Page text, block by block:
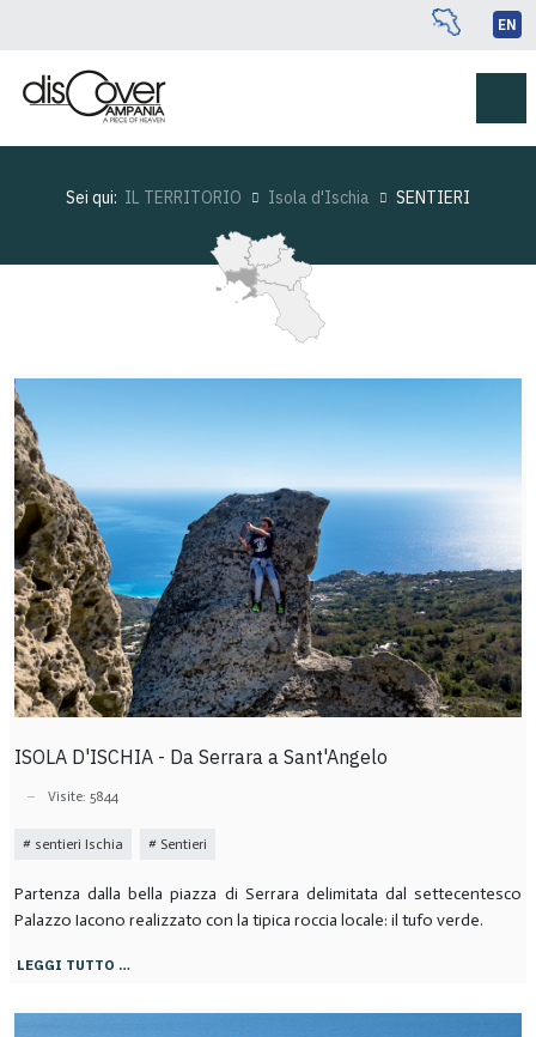
EN
Sei qui: IL TERRITORIO Isola d'Ischia SENTIERI
ISOLA D'ISCHIA - Da Serrara a Sant'Angelo
Visite: 5844
sentieri Ischia Sentieri
Partenza dalla bella piazza di Serrara delimitata dal settecentesco
Palazzo Iacono realizzato con la tipica roccia locale: il tufo verde.
LEGGI TUTTO …